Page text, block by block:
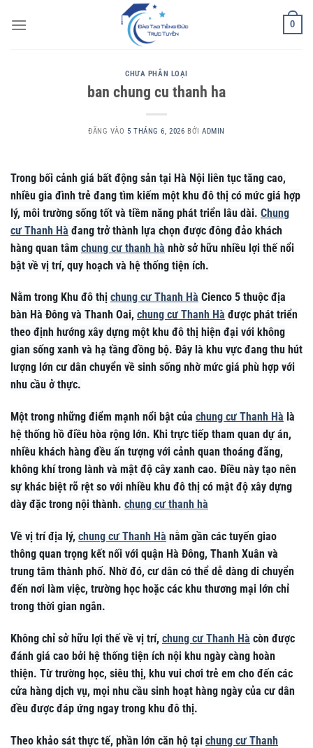
qua
0
CHƯA PHÂN LOẠI
ban chung cu thanh ha
ĐĂNG VÀO 5 THÁNG 6, 2026 BỞIADMIN
Trong bối cảnh giá bất động sản tại Hà Nội liên tục tăng cao,
nhiều gia đình trẻ đang tìm kiếm một khu đô thị có mức giá hợp
lý, môi trường sống tốt và tiềm năng phát triển lâu dài. Chung
cư Thanh Hà đang trở thành lựa chọn được đông đảo khách
hàng quan tâm chung cư thanh hà nhờ sở hữu nhiều lợi thế nổi
bật về vị trí, quy hoạch và hệ thống tiện ích.
Nằm trong Khu đô thị chung cư Thanh Hà Cienco 5 thuộc địa
bàn Hà Đông và Thanh Oai, chung cư Thanh Hà được phát triển
theo định hướng xây dựng một khu đô thị hiện đại với không
gian sống xanh và hạ tầng đồng bộ. Đây là khu vực đang thu hút
lượng lớn cư dân chuyển về sinh sống nhờ mức giá phù hợp với
nhu cầu ở thực.
Một trong những điểm mạnh nổi bật của chung cư Thanh Hà là
hệ thống hồ điều hòa rộng lớn. Khi trực tiếp tham quan dự án,
nhiều khách hàng đều ấn tượng với cảnh quan thoáng đãng,
không khí trong lành và mật độ cây xanh cao. Điều này tạo nên
sự khác biệt rõ rệt so với nhiều khu đô thị có mật độ xây dựng
dày đặc trong nội thành. chung cư thanh hà
Về vị trí địa lý, chung cư Thanh Hà nằm gần các tuyến giao
thông quan trọng kết nối với quận Hà Đông, Thanh Xuân và
trung tâm thành phố. Nhờ đó, cư dân có thể dễ dàng di chuyển
đến nơi làm việc, trường học hoặc các khu thương mại lớn chỉ
trong thời gian ngắn.
Không chỉ sở hữu lợi thế về vị trí, chung cư Thanh Hà còn được
đánh giá cao bởi hệ thống tiện ích nội khu ngày càng hoàn
thiện. Từ trường học, siêu thị, khu vui chơi trẻ em cho đến các
cửa hàng dịch vụ, mọi nhu cầu sinh hoạt hàng ngày của cư dân
đều được đáp ứng ngay trong khu đô thị.
Theo khảo sát thực tế, phần lớn căn hộ tại chung cư Thanh